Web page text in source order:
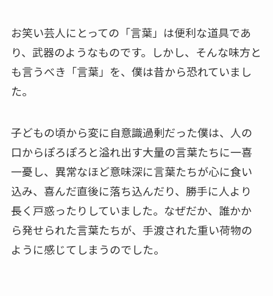
お笑い芸人にとっての「言葉」は便利な道具であ
り、武器のようなものです。しかし、そんな味方と
も言うべき「言葉」を、僕は昔から恐れていまし
た。
子どもの頃から変に自意識過剰だった僕は、人の
口からぽろぽろと溢れ出す大量の言葉たちに一喜
一憂し、異常なほど意味深に言葉たちが心に食い
込み、喜んだ直後に落ち込んだり、勝手に人より
長く戸惑ったりしていました。なぜだか、誰かか
ら発せられた言葉たちが、手渡された重い荷物の
ように感じてしまうのでした。